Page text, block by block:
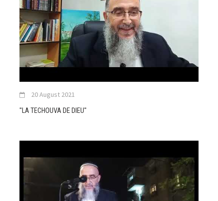
20 August 2021
"LA TECHOUVA DE DIEU"